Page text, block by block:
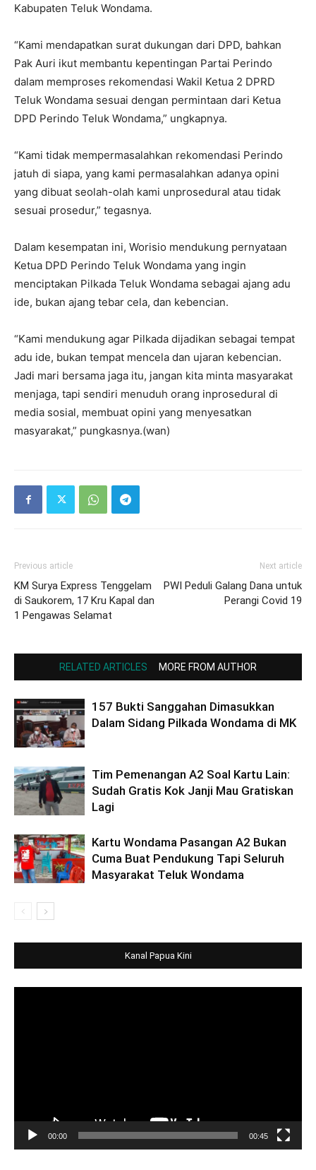
Kabupaten Teluk Wondama.
“Kami mendapatkan surat dukungan dari DPD, bahkan
Pak Auri ikut membantu kepentingan Partai Perindo
dalam memproses rekomendasi Wakil Ketua 2 DPRD
Teluk Wondama sesuai dengan permintaan dari Ketua
DPD Perindo Teluk Wondama,” ungkapnya.
“Kami tidak mempermasalahkan rekomendasi Perindo
jatuh di siapa, yang kami permasalahkan adanya opini
yang dibuat seolah-olah kami unprosedural atau tidak
sesuai prosedur,” tegasnya.
Dalam kesempatan ini, Worisio mendukung pernyataan
Ketua DPD Perindo Teluk Wondama yang ingin
menciptakan Pilkada Teluk Wondama sebagai ajang adu
ide, bukan ajang tebar cela, dan kebencian.
“Kami mendukung agar Pilkada dijadikan sebagai tempat
adu ide, bukan tempat mencela dan ujaran kebencian.
Jadi mari bersama jaga itu, jangan kita minta masyarakat
menjaga, tapi sendiri menuduh orang inprosedural di
media sosial, membuat opini yang menyesatkan
masyarakat,” pungkasnya.(wan)
Previous article
KM Surya Express Tenggelam
di Saukorem, 17 Kru Kapal dan
1 Pengawas Selamat
Next article
PWI Peduli Galang Dana untuk
Perangi Covid 19
RELATED ARTICLES MORE FROM AUTHOR
157 Bukti Sanggahan Dimasukkan
Dalam Sidang Pilkada Wondama di MK
Tim Pemenangan A2 Soal Kartu Lain:
Sudah Gratis Kok Janji Mau Gratiskan
Lagi
Kartu Wondama Pasangan A2 Bukan
Cuma Buat Pendukung Tapi Seluruh
Masyarakat Teluk Wondama
Kanal Papua Kini
00:00 00:45